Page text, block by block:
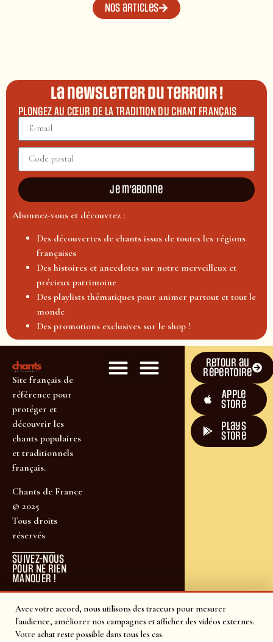
Avec votre accord, nous utilisons des traceurs pour mesurer
l'audience, améliorer nos campagnes et afficher des vidéos externes.
Votre achat reste possible dans tous les cas.
Nos articles
La newsletter du terroir !
PLONGEZ AU CŒUR DE LA TRADITION DU CHANT FRANÇAIS
Je m'abonne
Abonnez-vous et découvrez :
Des découvertes de chants issus de toutes les régions
françaises
Des histoires et anecdotes sur notre merveilleux et
précieux patrimoine
Des playlists thématiques pour animer partout et tout le
monde
Des promotions exclusives sur le shop !
Site français de
référence pour
protéger et
découvrir les
chants populaires
et traditionnels
français.
Chants de France
© 2025
Tous droits
réservés
SUIVEZ-NOUS
POUR NE RIEN
MANQUER !
Retour au
répertoire
Apple
Store
plays
store